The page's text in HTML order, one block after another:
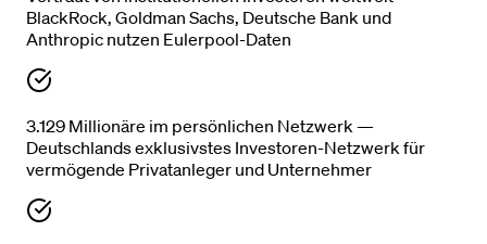
BlackRock, Goldman Sachs, Deutsche Bank und
Anthropic nutzen Eulerpool-Daten
3.129 Millionäre im persönlichen Netzwerk —
Deutschlands exklusivstes Investoren-Netzwerk für
vermögende Privatanleger und Unternehmer